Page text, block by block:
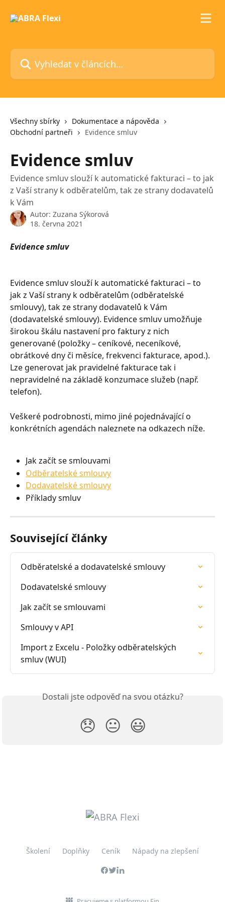
Vyhledat v článcích…
Všechny sbírky
Dokumentace a nápověda
Obchodní partneři
Evidence smluv
Evidence smluv
Evidence smluv slouží k automatické fakturaci – to jak
z Vaší strany k odběratelům, tak ze strany dodavatelů
k Vám
Autor: Zuzana Sýkorová
18. června 2021
Evidence smluv
Evidence smluv slouží k automatické fakturaci – to
jak z Vaší strany k odběratelům (odběratelské
smlouvy), tak ze strany dodavatelů k Vám
(dodavatelské smlouvy). Evidence smluv umožňuje
širokou škálu nastavení pro faktury z nich
generované (položky – ceníkové, neceníkové,
obrátkové dny či měsíce, frekvenci fakturace, apod.).
Lze generovat jak pravidelné fakturace tak i
nepravidelné na základě konzumace služeb (např.
telefon).
Veškeré podrobnosti, mimo jiné pojednávající o
konkrétních agendách naleznete na odkazech níže.
Jak začít se smlouvami
Odběratelské smlouvy
Dodavatelské smlouvy
Příklady smluv
Související články
Odběratelské a dodavatelské smlouvy
Dodavatelské smlouvy
Jak začít se smlouvami
Smlouvy v API
Import z Excelu - Položky odběratelských
smluv (WUI)
Dostali jste odpověď na svou otázku?
😞 😐 😃
Školení Doplňky Ceník Nápady na zlepšení